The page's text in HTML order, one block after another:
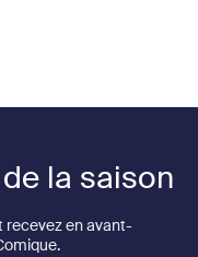
la saison
recevez en avant-